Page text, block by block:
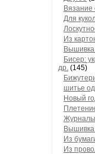
Вязание
Для
Из
Бисер:
др. (145)
шитье
Новый
Журналы
Из
Из